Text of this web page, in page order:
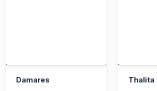
Damares Thalita